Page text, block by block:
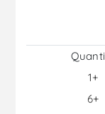
1+
6+